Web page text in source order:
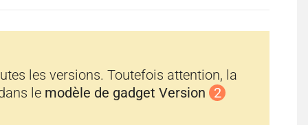
r
r
les versions. Toutefois attention, la
le modèle de gadget Version 2